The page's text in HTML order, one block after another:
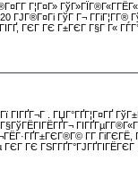
Г¦Г¤Г»
ГўГ Г¬ Г­ГіГ¦Г­Г®
ГЄГ ГЄ Г±ГЄГ Г§Г Г«
. ГЏГ°ГҐГ¦Г¤ГҐ
Г§ГўГЁГІГЁГҐГ¬
Г­Г ГіГЄГЁ,
ГЄ ГЅГ­ГҐГ°ГЈГҐГІГЁГЄГ